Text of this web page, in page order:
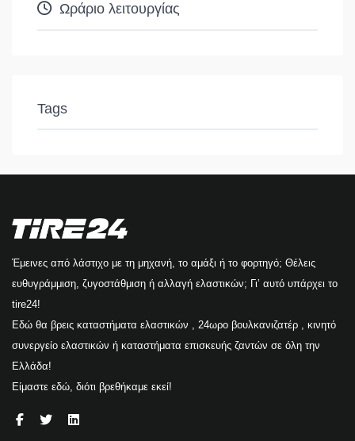
Ωράριο λειτουργίας
Tags
Έμεινες από λάστιχο με τη μηχανή, το αμάξι ή το φορτηγό; Θέλεις
ευθυγράμμιση, ζυγοστάθμιση ή αλλαγή ελαστικών; Γι’ αυτό υπάρχει το
tire24!
Εδώ θα βρεις καταστήματα ελαστικών , 24ωρο βουλκανιζατέρ , κινητό
συνεργείο ελαστικών ή καταστήματα επισκευής ζαντών σε όλη την
Ελλάδα!
Είμαστε εδώ, διότι βρεθήκαμε εκεί!